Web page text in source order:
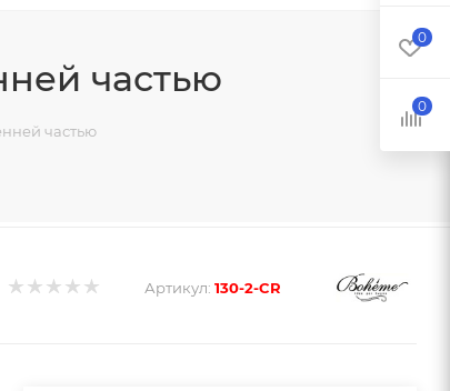
частью
частью
Артикул: 130-2-CR
0
0